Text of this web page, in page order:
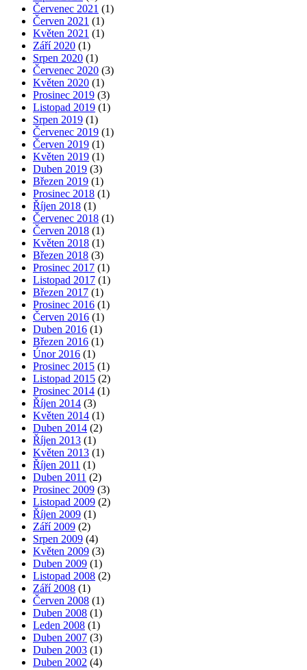
Červenec 2021 (1)
Červen 2021 (1)
Květen 2021 (1)
Září 2020 (1)
Srpen 2020 (1)
Červenec 2020 (3)
Květen 2020 (1)
Prosinec 2019 (3)
Listopad 2019 (1)
Srpen 2019 (1)
Červenec 2019 (1)
Červen 2019 (1)
Květen 2019 (1)
Duben 2019 (3)
Březen 2019 (1)
Prosinec 2018 (1)
Říjen 2018 (1)
Červenec 2018 (1)
Červen 2018 (1)
Květen 2018 (1)
Březen 2018 (3)
Prosinec 2017 (1)
Listopad 2017 (1)
Březen 2017 (1)
Prosinec 2016 (1)
Červen 2016 (1)
Duben 2016 (1)
Březen 2016 (1)
Únor 2016 (1)
Prosinec 2015 (1)
Listopad 2015 (2)
Prosinec 2014 (1)
Říjen 2014 (3)
Květen 2014 (1)
Duben 2014 (2)
Říjen 2013 (1)
Květen 2013 (1)
Říjen 2011 (1)
Duben 2011 (2)
Prosinec 2009 (3)
Listopad 2009 (2)
Říjen 2009 (1)
Září 2009 (2)
Srpen 2009 (4)
Květen 2009 (3)
Duben 2009 (1)
Listopad 2008 (2)
Září 2008 (1)
Červen 2008 (1)
Duben 2008 (1)
Leden 2008 (1)
Duben 2007 (3)
Duben 2003 (1)
Duben 2002 (4)